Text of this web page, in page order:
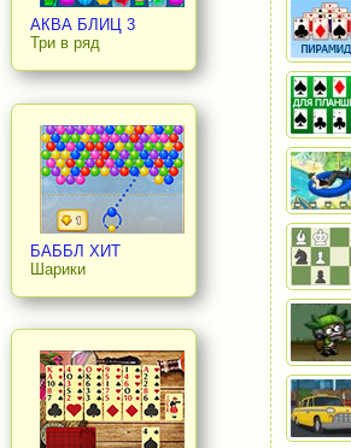
АКВА БЛИЦ 3
Три в ряд
БАББЛ ХИТ
Шарики